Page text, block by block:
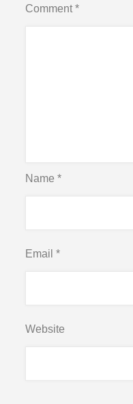
Comment*
Name*
Email*
Website